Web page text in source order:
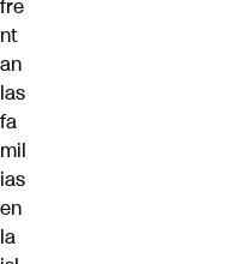
fre
nt
an
las
fa
mil
ias
en
la